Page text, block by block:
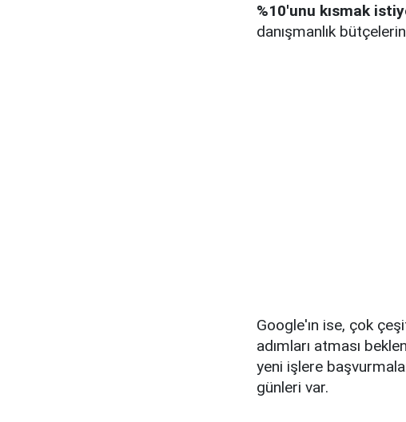
%10'unu kısmak
danışmanlık
Google'ın ise, çok
adımları atması
yeni işlere
günleri var.